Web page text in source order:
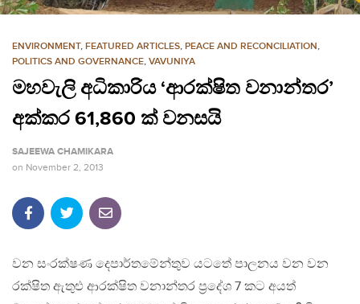
e
ENVIRONMENT, FEATURED ARTICLES, PEACE AND RECONCILIATION,
POLITICS AND GOVERNANCE, VAVUNIYA
මහවැලි අධිකාරිය ‘ආරක්ෂිත වනාන්තර’
අක්කර 61,860 ක් වනසයි
SAJEEWA CHAMIKARA
on November 2, 2013
වන සංරක්ෂණ දෙපාර්තමේන්තුව යටතේ පාලනය වන වන
රක්ෂිත ඇතුළු ආරක්ෂිත වනාන්තර ප‍්‍රදේශ 7 කට අයත්